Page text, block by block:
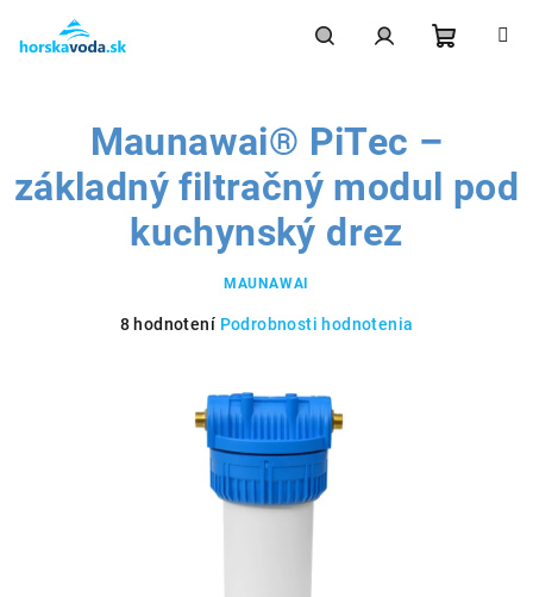
obsah
Maunawai® PiTec –
základný filtračný modul pod
kuchynský drez
MAUNAWAI
Priemerné
hviezdičiek.
8 hodnotení Podrobnosti hodnotenia